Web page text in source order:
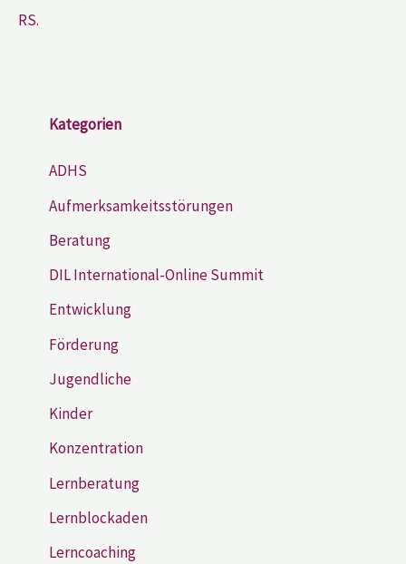
RS.
Kategorien
ADHS
Aufmerksamkeitsstörungen
Beratung
DIL International-Online Summit
Entwicklung
Förderung
Jugendliche
Kinder
Konzentration
Lernberatung
Lernblockaden
Lerncoaching